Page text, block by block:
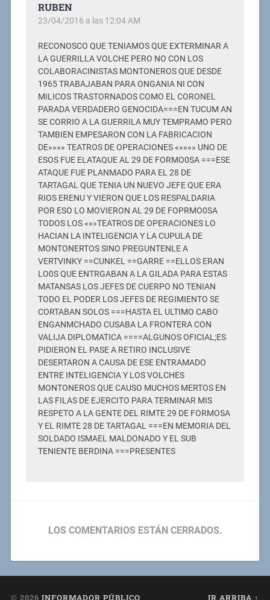
RUBEN
23/04/2016 a las 12:04 AM
RECONOSCO QUE TENIAMOS QUE EXTERMINAR A
LA GUERRILLA VOLCHE PERO NO CON LOS
COLABORACINISTAS MONTONEROS QUE DESDE
1965 TRABAJABAN PARA ONGANIA NI CON
MILICOS TRASTORNADOS COMO EL CORONEL
PARADA VERDADERO GENOCIDA===EN TUCUM AN
SE CORRIO A LA GUERRILA MUY TEMPRAMO PERO
TAMBIEN EMPESARON CON LA FABRICACION
DE»»»» TEATROS DE OPERACIONES «»»»» UNO DE
ESOS FUE ELATAQUE AL 29 DE FORMO0SA ===ESE
ATAQUE FUE PLANMADO PARA EL 28 DE
TARTAGAL QUE TENIA UN NUEVO JEFE QUE ERA
RIOS ERENU Y VIERON QUE LOS RESPALDARIA
POR ESO LO MOVIERON AL 29 DE FOPRMO0SA
TODOS LOS «»»TEATROS DE OPERACIONES LO
HACIAN LA INTELIGENCIA Y LA CUPULA DE
MONTONERTOS SINO PREGUNTENLE A
VERTVINKY ==CUNKEL ==GARRE ==ELLOS ERAN
LO0S QUE ENTRGABAN A LA GILADA PARA ESTAS
MATANSAS LOS JEFES DE CUERPO NO TENIAN
TODO EL PODER LOS JEFES DE REGIMIENTO SE
CORTABAN SOLOS ===HASTA EL ULTIMO CABO
ENGANMCHADO CUSABA LA FRONTERA CON
VALIJA DIPLOMATICA ====ALGUNOS OFICIAL;ES
PIDIERON EL PASE A RETIRO INCLUSIVE
DESERTARON A CAUSA DE ESE ENTRAMADO
ENTRE INTELIGENCIA Y LOS VOLCHES
MONTONEROS QUE CAUSO MUCHOS MERTOS EN
LAS FILAS DE EJERCITO PARA TERMINAR MIS
RESPETO A LA GENTE DEL RIMTE 29 DE FORMOSA
Y EL RIMTE 28 DE TARTAGAL ===EN MEMORIA DEL
SOLDADO ISMAEL MALDONADO Y EL SUB
TENIENTE BERDINA ===PRESENTES
LOS COMENTARIOS ESTÁN CERRADOS.
© 2026 INFORMADOR PÚBLICO IR ARRIBA ↑